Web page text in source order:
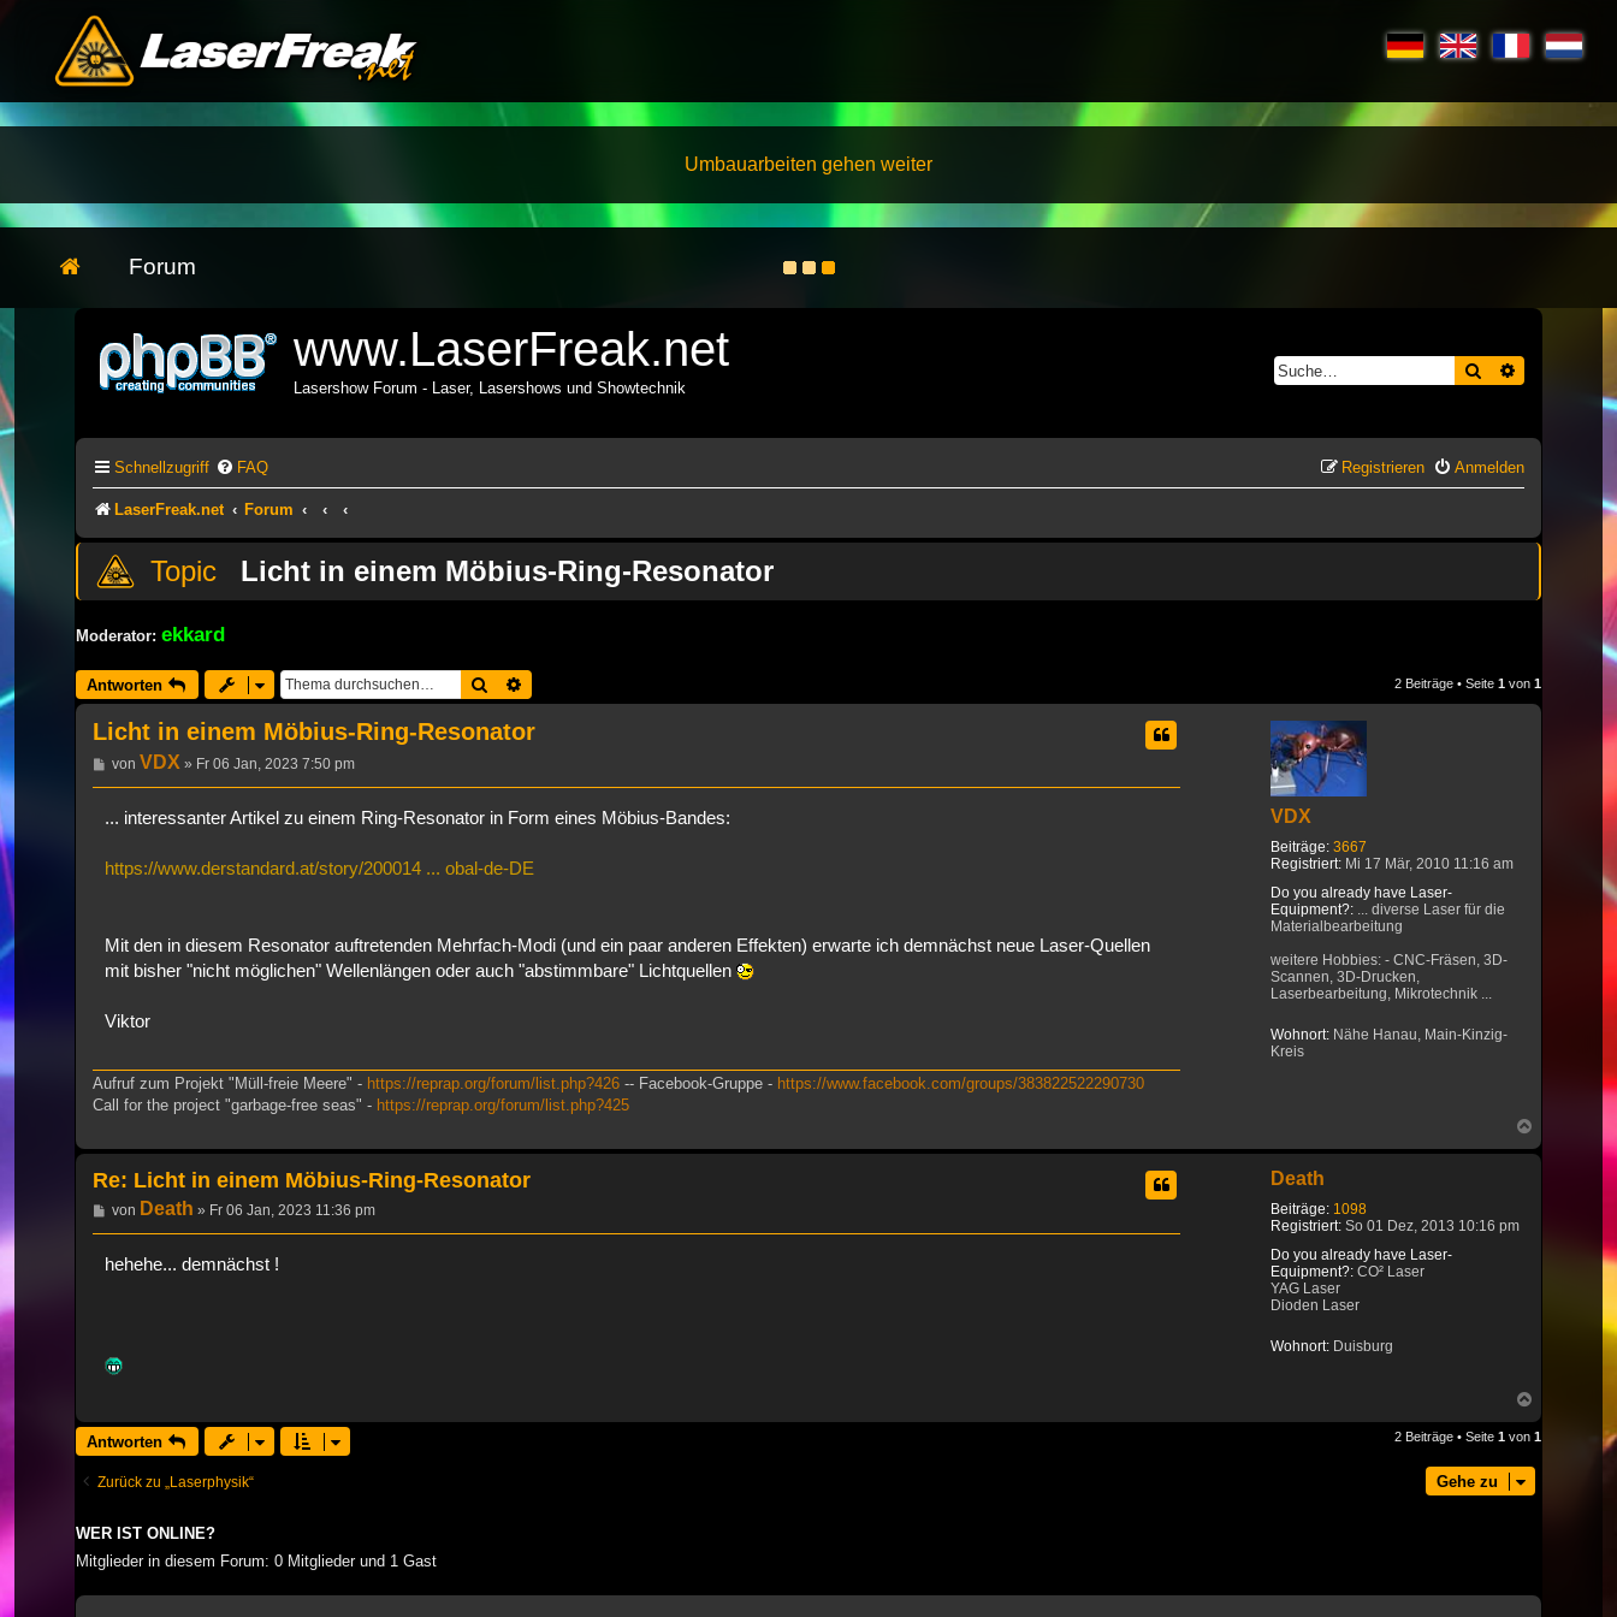
Umbauarbeiten gehen weiter
Forum
www.LaserFreak.net
Lasershow Forum - Laser, Lasershows und Showtechnik
Suche
Schnellzugriff FAQ Anmelden
Registrieren
LaserFreak.net Forum
Licht in einem Möbius-Ring-Resonator
Moderator: ekkard
Antworten Suche 2 Beiträge • Seite 1 von 1
VDX
Beiträge: 3667
Registriert: Mi 17 Mär, 2010 11:16 am
Do you already have Laser-
Equipment?: ... diverse Laser für die
Materialbearbeitung
weitere Hobbies: - CNC-Fräsen, 3D-
Scannen, 3D-Drucken,
Laserbearbeitung, Mikrotechnik ...
Wohnort: Nähe Hanau, Main-Kinzig-
Kreis
Licht in einem Möbius-Ring-Resonator
Beitrag
von VDX » Fr 06 Jan, 2023 7:50 pm
... interessanter Artikel zu einem Ring-Resonator in Form eines Möbius-Bandes:
https://www.derstandard.at/story/200014 ... obal-de-DE
Mit den in diesem Resonator auftretenden Mehrfach-Modi (und ein paar anderen Effekten) erwarte ich demnächst neue Laser-Quellen
mit bisher "nicht möglichen" Wellenlängen oder auch "abstimmbare" Lichtquellen
Viktor
Aufruf zum Projekt "Müll-freie Meere" - https://reprap.org/forum/list.php?426 -- Facebook-Gruppe - https://www.facebook.com/groups/383822522290730
Call for the project "garbage-free seas" - https://reprap.org/forum/list.php?425
oben
Death
Beiträge: 1098
Registriert: So 01 Dez, 2013 10:16 pm
Do you already have Laser-
Equipment?: CO² Laser
YAG Laser
Dioden Laser
Wohnort: Duisburg
Re: Licht in einem Möbius-Ring-Resonator
Beitrag
von Death » Fr 06 Jan, 2023 11:36 pm
hehehe... demnächst !
oben
Antworten 2 Beiträge • Seite 1 von 1
Zurück zu „Laserphysik“ Gehe zu
WER IST ONLINE?
Mitglieder in diesem Forum: 0 Mitglieder und 1 Gast